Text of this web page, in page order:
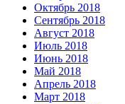
Октябрь 2018
Сентябрь 2018
Август 2018
Июль 2018
Июнь 2018
Май 2018
Апрель 2018
Март 2018